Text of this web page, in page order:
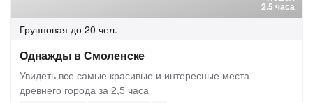
2.5 часа
Групповая до 20 чел.
Однажды в Смоленске
Увидеть все самые красивые и интересные места
древнего города за 2,5 часа